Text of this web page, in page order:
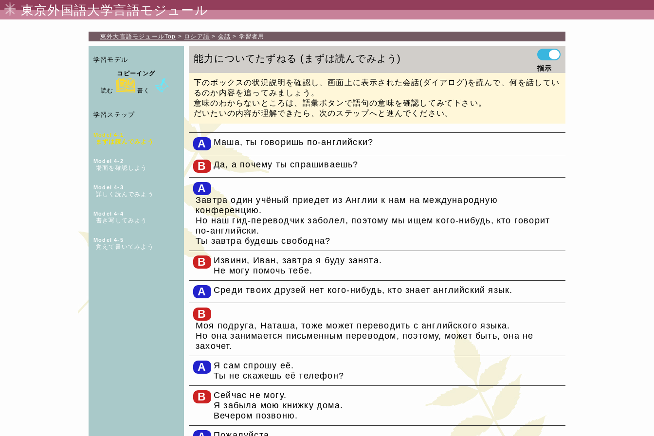
東京外国語大学言語モジュール
東外大言語モジュールTop ロシア語 会話 学習者用
学習モデル
コピーイング
読む 書く
学習ステップ
Model 4-1
まずは読んでみよう
Model 4-2
場面を確認しよう
Model 4-3
詳しく読んでみよう
Model 4-4
書き写してみよう
Model 4-5
覚えて書いてみよう
能力についてたずねる まずは読んでみよう
指示
下のボックスの状況説明を確認し、画面上に表示された会話(ダイアログ)を読んで、何を話してい
るのか内容を追ってみましょう。
意味のわからないところは、語彙ボタンで語句の意味を確認してみて下さい。
だいたいの内容が理解できたら、次のステップへと進んでください。
A Маша, ты говоришь по-английски?
B Да, а почему ты спрашиваешь?
A
Завтра один учёный приедет из Англии к нам на международную
конференцию.
Но наш гид-переводчик заболел, поэтому мы ищем кого-нибудь, кто говорит
по-английски.
Ты завтра будешь свободна?
B
Извини, Иван, завтра я буду занята.
Не могу помочь тебе.
A Среди твоих друзей нет кого-нибудь, кто знает английский язык.
B
Моя подруга, Наташа, тоже может переводить с английского языка.
Но она занимается письменным переводом, поэтому, может быть, она не
захочет.
A
Я сам спрошу её.
Ты не скажешь её телефон?
B
Сейчас не могу.
Я забыла мою книжку дома.
Вечером позвоню.